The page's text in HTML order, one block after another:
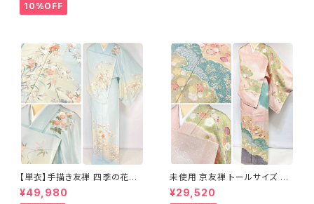
10%OFF
【単衣】手描き友禅 四季の花々
正絹 訪問着 水色 黄緑 白 パス
テルカラー 1431
¥49,980
未使用 京友禅 トールサイズ 染
め分け 金彩 訪問着 袷 正絹 ピ
ンク 黄緑 紫 黄色 1438
¥29,520